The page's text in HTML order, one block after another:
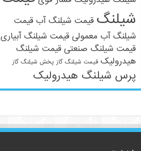
شیلنگ قیمت شیلنگ آب قیمت
شیلنگ آب معمولی قیمت شیلنگ آبیاری
قیمت شیلنگ صنعتی قیمت شیلنگ
هیدرولیک قیمت شیلنگ گاز پخش شیلنگ گاز
پرس شیلنگ هیدرولیک